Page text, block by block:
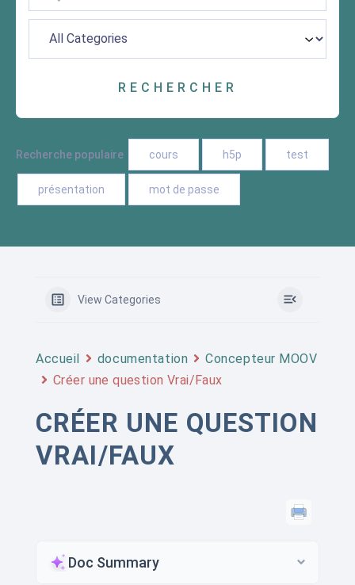
Recherche populaire cours h5p test
présentation mot de passe
View Categories
Accueil documentation
Concepteur MOOV
Créer une question Vrai/Faux
CRÉER UNE QUESTION
VRAI/FAUX
Doc Summary